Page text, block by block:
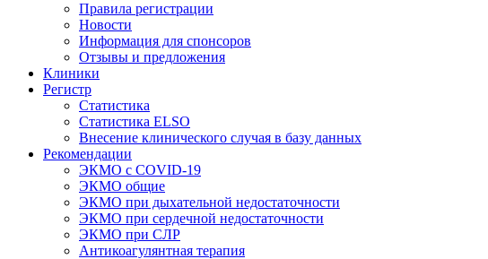
Правила регистрации
Новости
Информация для спонсоров
Отзывы и предложения
Клиники
Регистр
Статистика
Статистика ELSO
Внесение клинического случая в базу данных
Рекомендации
ЭКМО с COVID-19
ЭКМО общие
ЭКМО при дыхательной недостаточности
ЭКМО при сердечной недостаточности
ЭКМО при СЛР
Антикоагулянтная терапия